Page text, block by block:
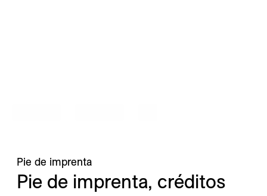
---
Pie de imprenta
Pie de imprenta, créditos